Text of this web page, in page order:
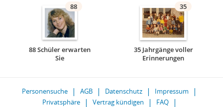
88
88 Schüler erwarten
Sie
35
35 Jahrgänge voller
Erinnerungen
Personensuche AGB Datenschutz
Impressum
Privatsphäre
Vertrag kündigen FAQ